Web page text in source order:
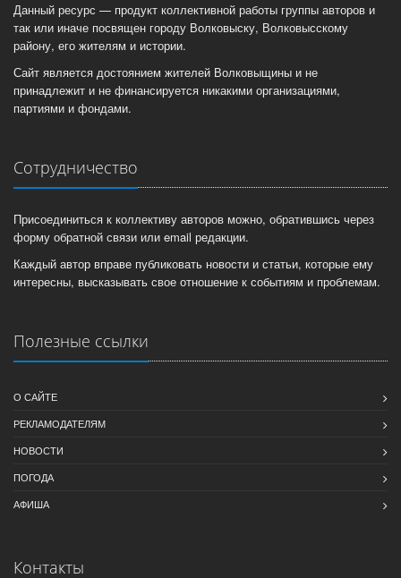
Данный ресурс — продукт коллективной работы группы авторов и
так или иначе посвящен городу Волковыску, Волковысскому
району, его жителям и истории.
Сайт является достоянием жителей Волковыщины и не
принадлежит и не финансируется никакими организациями,
партиями и фондами.
Сотрудничество
Присоединиться к коллективу авторов можно, обратившись через
форму обратной связи или email редакции.
Каждый автор вправе публиковать новости и статьи, которые ему
интересны, высказывать свое отношение к событиям и проблемам.
Полезные ссылки
О САЙТЕ
РЕКЛАМОДАТЕЛЯМ
НОВОСТИ
ПОГОДА
АФИША
Контакты